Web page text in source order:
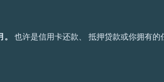
也许是信用卡还款、 抵押贷款或你拥有